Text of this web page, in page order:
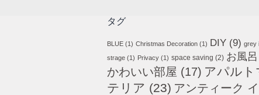
タグ
BLUE(1) Christmas Decoration(1) DIY(9) grey
strage(1) Privacy(1) space saving (2) お風
かわいい部屋 (17) アパルト
テリア (23) アンティーク